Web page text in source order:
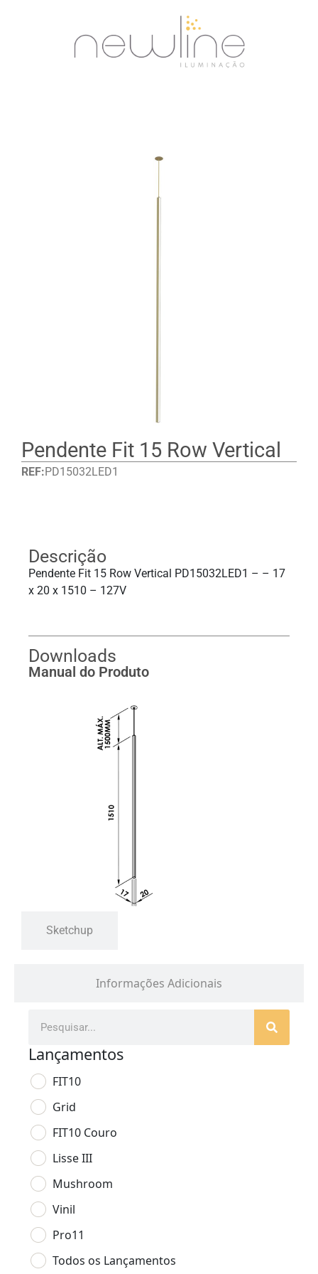
Pendente Fit 15 Row Vertical
REF: PD15032LED1
Informações Adicionais
Descrição
Pendente Fit 15 Row Vertical PD15032LED1 – – 17
x 20 x 1510 – 127V
Downloads
Manual do Produto
Sketchup
Lançamentos
FIT10
Grid
FIT10 Couro
Lisse III
Mushroom
Vinil
Pro11
Todos os Lançamentos